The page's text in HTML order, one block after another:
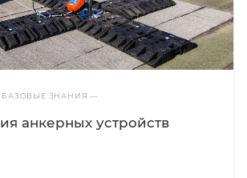
БАЗОВЫЕ ЗНАНИЯ—
анкерных устройств